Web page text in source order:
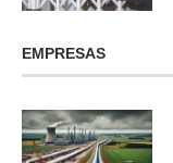
EMPRESAS